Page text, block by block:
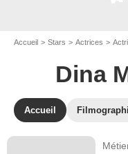
Accueil Stars Actrices
Dina
Accueil